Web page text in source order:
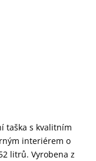
taška s kvalitním
interiérem o
litrů. Vyrobena z